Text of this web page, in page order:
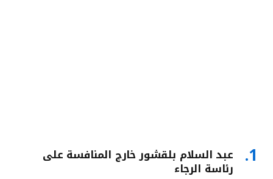
عبد السلام بلقشور خارج المنافسة على
رئاسة الرجاء